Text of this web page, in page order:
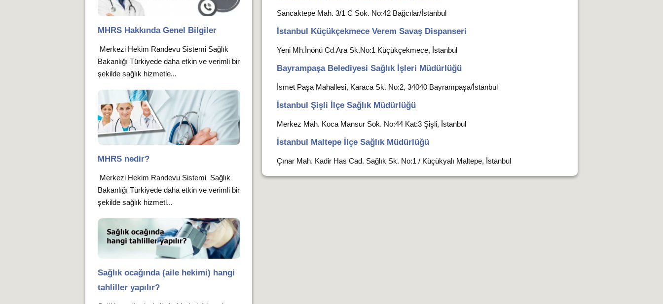
Sancaktepe Mah. 3/1 C Sok. No:42 Bağcılar/İstanbul
İstanbul Küçükçekmece Verem Savaş Dispanseri
Yeni Mh.İnönü Cd.Ara Sk.No:1 Küçükçekmece, İstanbul
Bayrampaşa Belediyesi Sağlık İşleri Müdürlüğü
İsmet Paşa Mahallesi, Karaca Sk. No:2, 34040 Bayrampaşa/İstanbul
İstanbul Şişli İlçe Sağlık Müdürlüğü
Merkez Mah. Koca Mansur Sok. No:44 Kat:3 Şişli, İstanbul
İstanbul Maltepe İlçe Sağlık Müdürlüğü
Çınar Mah. Kadir Has Cad. Sağlık Sk. No:1 / Küçükyalı Maltepe, İstanbul
MHRS Hakkında Genel Bilgiler
Merkezi Hekim Randevu Sistemi Sağlık
Bakanlığı Türkiyede daha etkin ve verimli bir
şekilde sağlık hizmetle...
MHRS nedir?
Merkezi Hekim Randevu Sistemi Sağlık
Bakanlığı Türkiyede daha etkin ve verimli bir
şekilde sağlık hizmetl...
Sağlık ocağında (aile hekimi) hangi
tahliller yapılır?